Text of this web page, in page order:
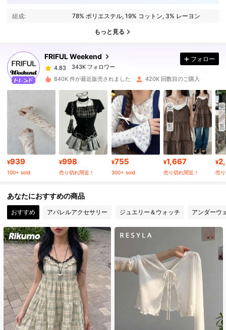
組成: 78% ポリエステル, 19% コットン, 3% レーヨン
もっと見る
FRIFUL Weekend
343K フォロワー
4.83
343K フォロワー
g***2 は14時間前 に購入しました
4.83 343K フォロワー
343K フォロワー
4.83 343K フォロワー
4.83 343K フォロワー
4.83 343K フォロワー
4.83 343K フォロワー
4.83 343K フォロワー
フォロー
840K 件が最近販売されました 420K 回数目のご購入
¥939
100+ sold
¥998
売り切れ間近！
¥755
300+ sold
¥1,667
売り切れ間近！
¥
売
あなたにおすすめの商品
おすすめ アパレルアクセサリー ジュエリー＆ウォッチ アンダーウ